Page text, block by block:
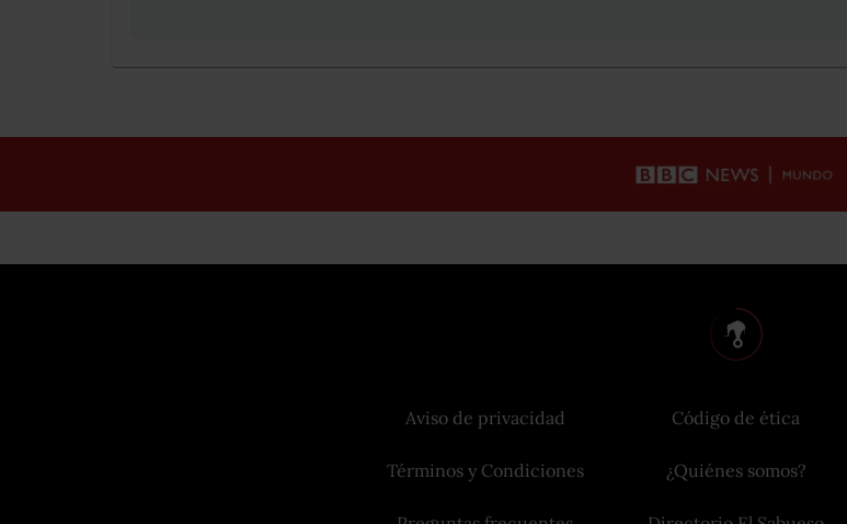
Aviso de privacidad
Términos y Condiciones
Código de ética
¿Quiénes somos?